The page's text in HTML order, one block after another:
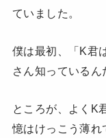
ていました。
僕は最初、「K君
さん知っているん
ところが、よくK
憶はけっこう薄れ